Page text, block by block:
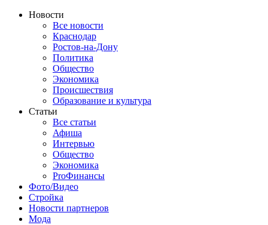
Новости
Все новости
Краснодар
Ростов-на-Дону
Политика
Общество
Экономика
Происшествия
Образование и культура
Статьи
Все статьи
Афиша
Интервью
Общество
Экономика
ProФинансы
Фото/Видео
Стройка
Новости партнеров
Мода